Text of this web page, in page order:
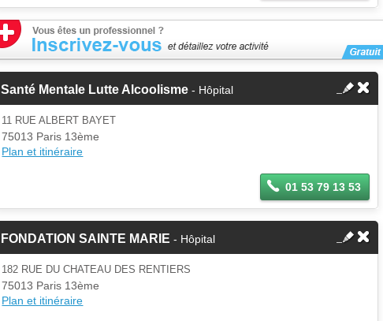
Santé Mentale Lutte Alcoolisme - Hôpital
11 RUE ALBERT BAYET
75013 Paris 13ème
Plan et itinéraire
01 53 79 13 53
FONDATION SAINTE MARIE - Hôpital
182 RUE DU CHATEAU DES RENTIERS
75013 Paris 13ème
Plan et itinéraire